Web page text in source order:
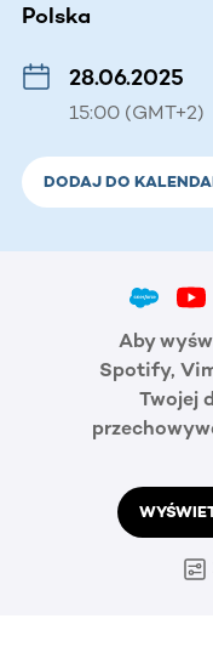
Polska
28.06.2025
15:00 (GMT+2)
DODAJ DO
Aby
Spotify,
Twojej